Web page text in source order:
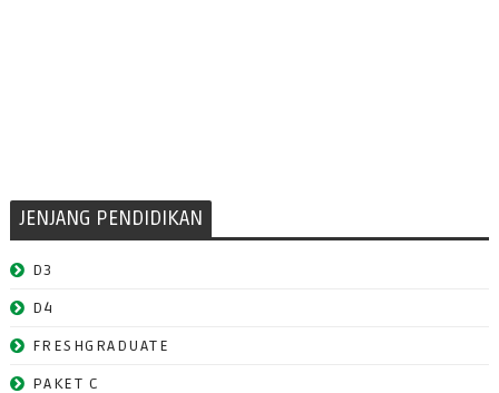
JENJANG PENDIDIKAN
D3
D4
FRESHGRADUATE
PAKET C